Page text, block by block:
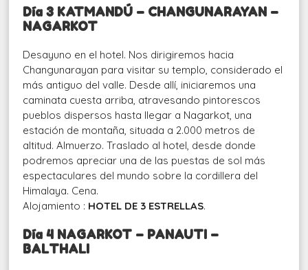
Día3 KATMANDÚ – CHANGUNARAYAN –
NAGARKOT
Desayuno en el hotel. Nos dirigiremos hacia
Changunarayan para visitar su templo, considerado el
más antiguo del valle. Desde allí, iniciaremos una
caminata cuesta arriba, atravesando pintorescos
pueblos dispersos hasta llegar a Nagarkot, una
estación de montaña, situada a 2.000 metros de
altitud. Almuerzo. Traslado al hotel, desde donde
podremos apreciar una de las puestas de sol más
espectaculares del mundo sobre la cordillera del
Himalaya. Cena.
Alojamiento : HOTEL DE 3 ESTRELLAS.
Día4 NAGARKOT – PANAUTI –
BALTHALI